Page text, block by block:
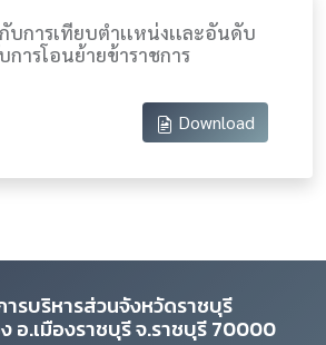
การเทียบตำเเหน่งเเละอันดับ
การโอนย้ายข้าราชการ
Download
ารบริหารส่วนจังหวัดราชบุรี
อ.เมืองราชบุรี จ.ราชบุรี 70000